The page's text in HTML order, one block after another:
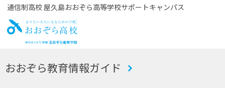
通信制高校 屋久島おおぞら高等学校サポートキャンパス
お
おおぞら教育情報ガイド